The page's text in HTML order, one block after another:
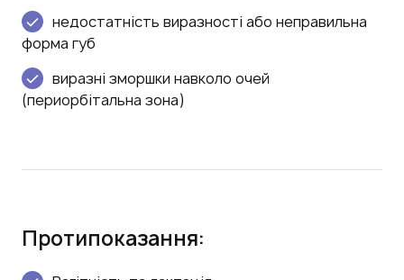
недостатність виразності або неправильна
форма губ
виразні зморшки навколо очей
(периорбітальна зона)
Протипоказання: